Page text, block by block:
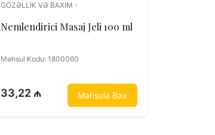
GÖZƏLLIK VƏ BAXIM -
Nemlendirici Masaj Jeli 100 ml
Məhsul Kodu: 1800060
33,22 ₼ Məhsula Bax